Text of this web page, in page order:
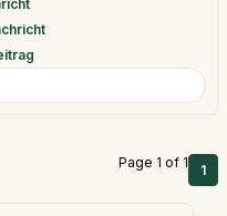
Page 1 of 1 1